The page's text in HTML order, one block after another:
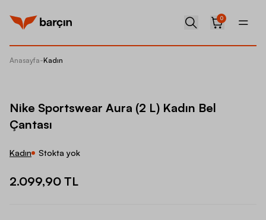
0
Anasayfa-Kadın
Nike Sportswear Aura (2 L) Kadın Bel
Çantası
Kadın Stokta yok
2.099,90 TL